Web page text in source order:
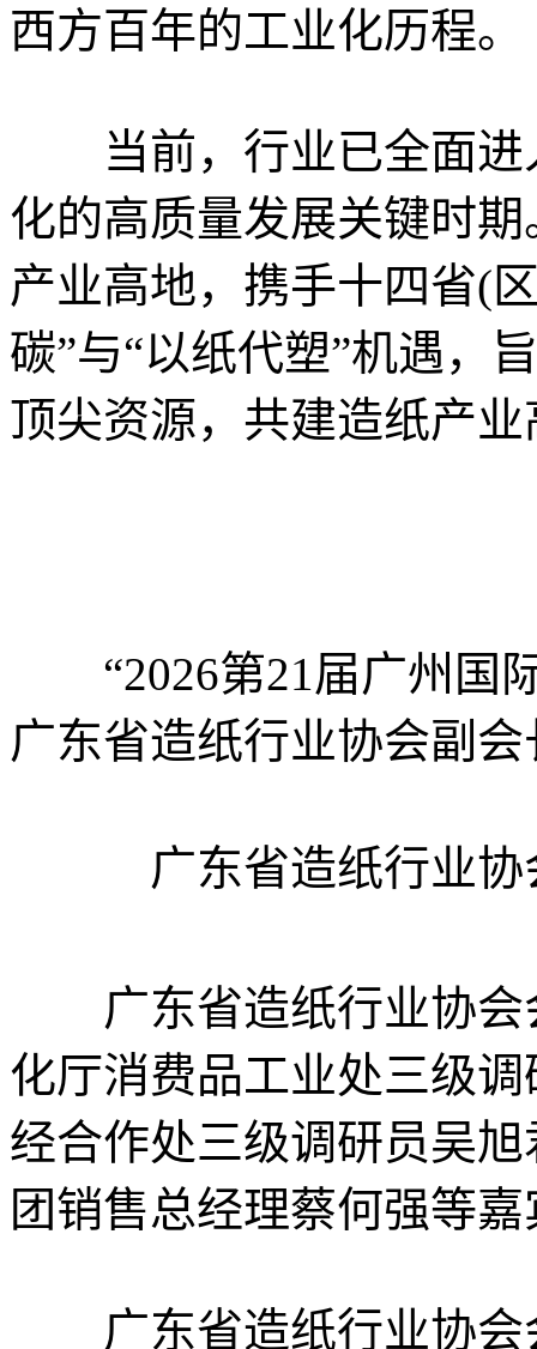
西方百年的工业化历程。
当前，行业已全面进
化的高质量发展关键时
产业高地，携手十四省(
碳”与“以纸代塑”机遇，
顶尖资源，共建造纸产
“2026第21届广州国
广东省造纸行业协会副
广东省造纸行业
广东省造纸行业协会
化厅消费品工业处三级
经合作处三级调研员吴
团销售总经理蔡何强等
广东省造纸行业协会